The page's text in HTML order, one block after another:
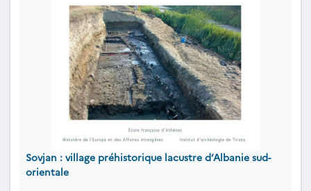
Sovjan : village préhistorique lacustre d’Albanie sud-
orientale